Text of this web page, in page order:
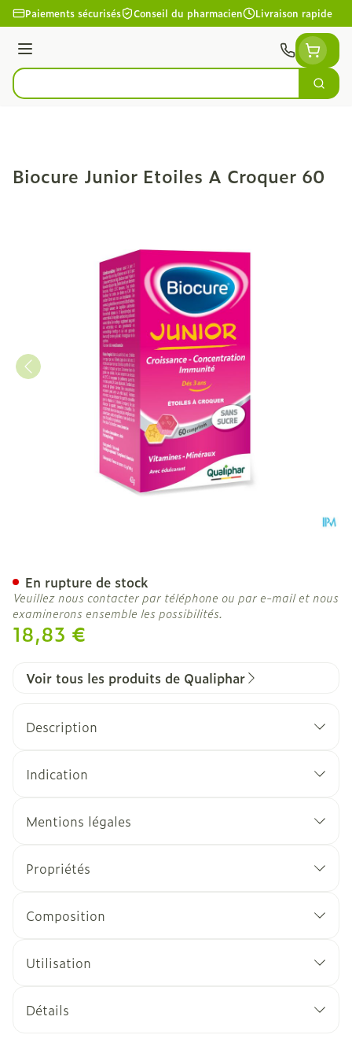
Aller au contenu
Paiements sécurisés Conseil du pharmacien Livraison rapide
Menu
Rechercher
Biocure Junior Etoiles A Croquer 60
18,83 €
En rupture de stock
Veuillez nous contacter par téléphone ou par e-mail et nous
examinerons ensemble les possibilités.
Voir tous les produits de Qualiphar
Description
Indication
Mentions légales
Propriétés
Composition
Utilisation
Détails